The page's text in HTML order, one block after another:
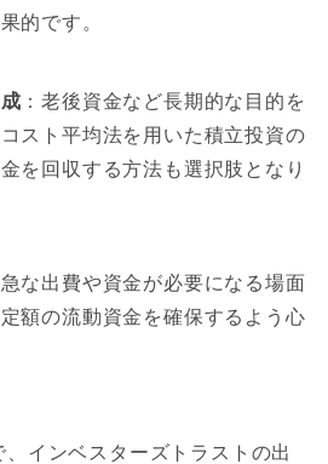
的です。
：老後資金など長期的な目的を
スト平均法を用いた積立投資の
を回収する方法も選択肢となり
急な出費や資金が必要になる場面
額の流動資金を確保するよう心
インベスターズトラストの出